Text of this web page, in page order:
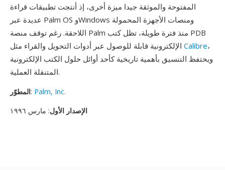
المفتوحة والموثقة جيدا ميزة أخرى، إذ أنتجت تطبيقات قراءة
عديدة عبر Palm OS وWindows ومنصات الأجهزة المحمولة
اللاحقة. رغم توقف منصة Palm منذ فترة طويلة، تظل كتب PDB
Calibre،
ويحتفظ التنسيق بأهمية تاريخية كأحد أوائل حلول الكتب الإلكترونية
المتنقلة العملية.
المطوّر: Palm, Inc.
الإصدار الأول: مارس ١٩٩٦